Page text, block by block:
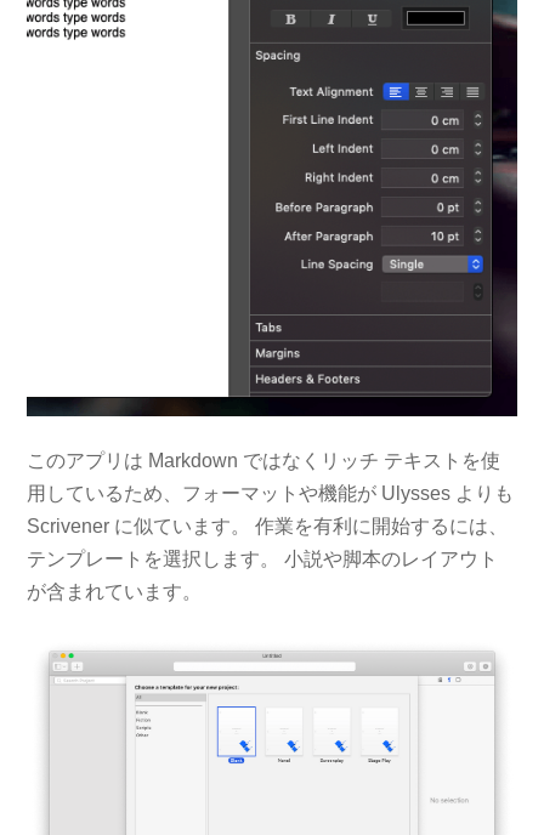
このアプリは Markdown ではなくリッチ テキストを使
用しているため、フォーマットや機能が Ulysses よりも
Scrivener に似ています。 作業を有利に開始するには、
テンプレートを選択します。 小説や脚本のレイアウト
が含まれています。